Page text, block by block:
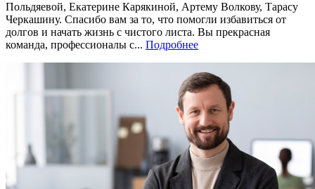
Польдяевой, Екатерине Карякиной, Артему Волкову, Тарасу
Черкашину. Спасибо вам за то, что помогли избавиться от
долгов и начать жизнь с чистого листа. Вы прекрасная
команда, профессионалы с... Подробнее